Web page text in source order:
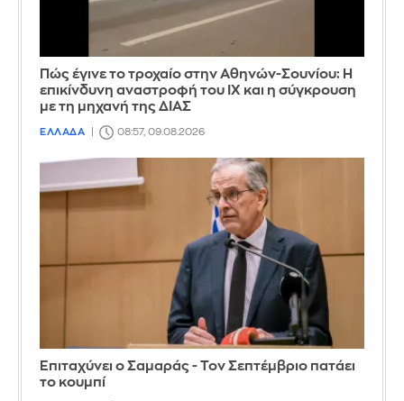
Πώς έγινε το τροχαίο στην Αθηνών-Σουνίου: Η
επικίνδυνη αναστροφή του ΙΧ και η σύγκρουση
με τη μηχανή της ΔΙΑΣ
ΕΛΛΑΔΑ 08:57, 09.08.2026
Επιταχύνει ο Σαμαράς - Τον Σεπτέμβριο πατάει
το κουμπί